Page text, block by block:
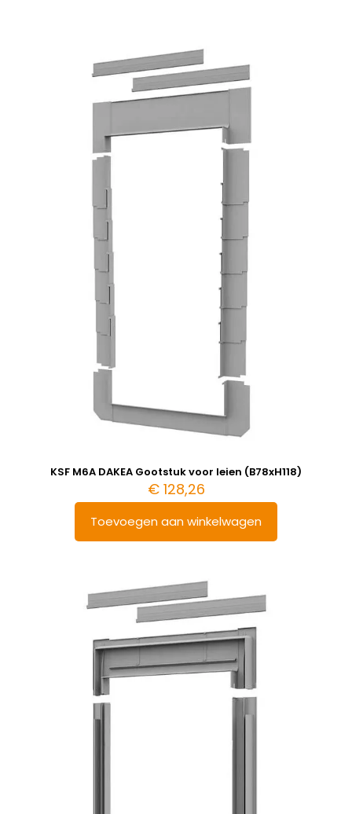
KSF M6A DAKEA Gootstuk voor leien (B78xH118)
€128,26
Toevoegen aan winkelwagen